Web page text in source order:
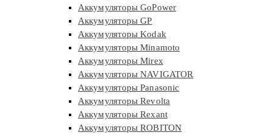
Аккумуляторы GoPower
Аккумуляторы GP
Аккумуляторы Kodak
Аккумуляторы Minamoto
Аккумуляторы Mirex
Аккумуляторы NAVIGATOR
Аккумуляторы Panasonic
Аккумуляторы Revolta
Аккумуляторы Rexant
Аккумуляторы ROBITON